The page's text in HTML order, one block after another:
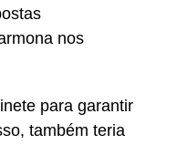
nos
para garantir
também teria